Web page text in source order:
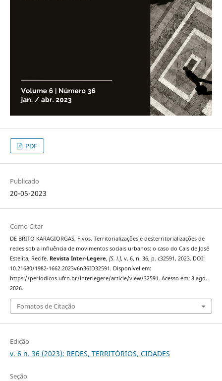
PDF
Publicado
20-05-2023
Como Citar
DE BRITO KARAGIORGAS, Fivos. Territorializações e desterritorializações de
redes sob a influência de movimentos sociais urbanos: o caso do Cais de José
Estelita, Recife. Revista Inter-Legere, [S. l.], v. 6, n. 36, p. c32591, 2023. DOI:
10.21680/1982-1662.2023v6n36ID32591. Disponível em:
https://periodicos.ufrn.br/interlegere/article/view/32591. Acesso em: 8 ago.
2026.
Fomatos de Citação
Edição
v. 6 n. 36 (2023): REDES, TERRITÓRIOS, CIDADES
Seção